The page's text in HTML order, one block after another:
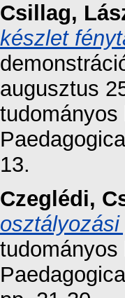
Csillag,
készlet
augusztus
13.
Czeglédi,